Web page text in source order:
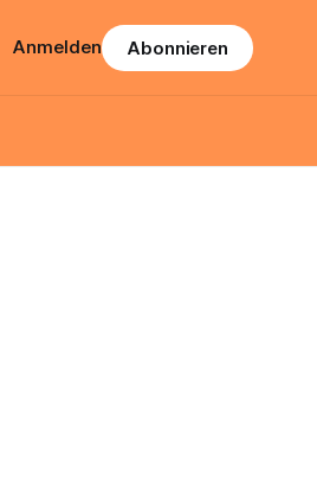
Anmelden Abonnieren